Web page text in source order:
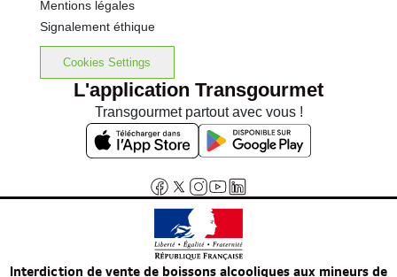
Mentions légales
Signalement éthique
Cookies Settings
L'application Transgourmet
Transgourmet partout avec vous !
Interdiction de vente de boissons alcooliques aux mineurs de